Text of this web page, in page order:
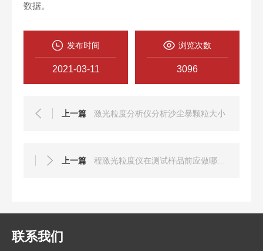
数据。
发布时间
2021-03-11
浏览次数
3096
上一篇 激光粒度分析仪分析沙尘暴颗粒大小
上一篇
联系我们